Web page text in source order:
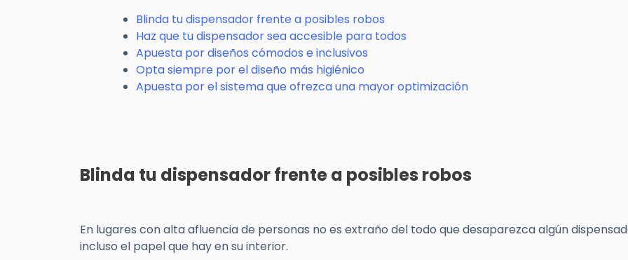
Blinda tu dispensador frente a posibles robos
Haz que tu dispensador sea accesible para todos
Apuesta por diseños cómodos e inclusivos
Opta siempre por el diseño más higiénico
Apuesta por el sistema que ofrezca una mayor optimización
Blinda tu dispensador frente a posibles robos
En lugares con alta afluencia de personas no es extraño del todo que desaparezca algún
incluso el papel que hay en su interior.